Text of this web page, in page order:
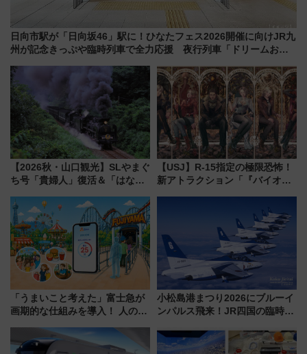
日向市駅が「日向坂46」駅に！ひなたフェス2026開催に向けJR九
州が記念きっぷや臨時列車で全力応援 夜行列車「ドリームおひ
【2026秋・山口観光】SLやまぐ
ち号「貴婦人」復活＆「はなあ
注目観光列車まとめ きっぷの取
り方は？
【USJ】R-15指定の極限恐怖！
新アトラクション「『バイオハ
「うまいこと考えた」富士急が
画期的な仕組みを導入！ 人のか
ん」始動
小松島港まつり2026にブルーイ
ンパルス飛来！JR四国の臨時ダ